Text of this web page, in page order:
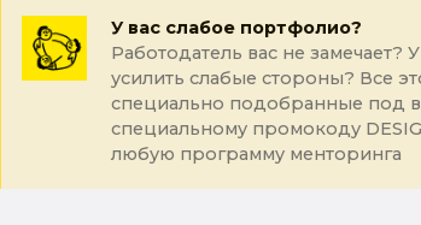
У вас слабое портфолио?
Работодатель вас не
усилить слабые стороны? Все
специально подобранные под
специальному промокоду
любую программу менторинга